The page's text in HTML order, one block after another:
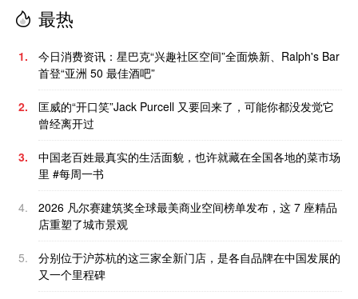
最热
1.
今日消费资讯：星巴克“兴趣社区空间”全面焕新、Ralph's Bar
首登“亚洲 50 最佳酒吧”
2.
匡威的“开口笑”Jack Purcell 又要回来了，可能你都没发觉它
曾经离开过
3.
中国老百姓最真实的生活面貌，也许就藏在全国各地的菜市场
里 #每周一书
4.
2026 凡尔赛建筑奖全球最美商业空间榜单发布，这 7 座精品
店重塑了城市景观
5.
分别位于沪苏杭的这三家全新门店，是各自品牌在中国发展的
又一个里程碑